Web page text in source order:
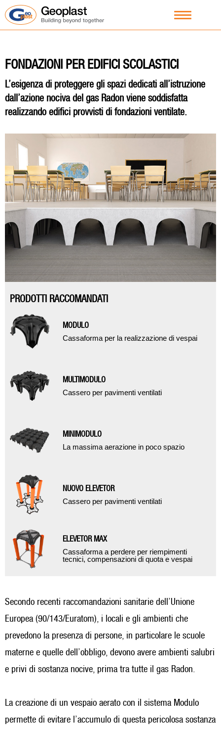
FONDAZIONI PER EDIFICI SCOLASTICI
L’esigenza di proteggere gli spazi dedicati all’istruzione
dall’azione nociva del gas Radon viene soddisfatta
realizzando edifici provvisti di fondazioni ventilate.
PRODOTTI RACCOMANDATI
MODULO
Cassaforma per la realizzazione di vespai
MULTIMODULO
Cassero per pavimenti ventilati
MINIMODULO
La massima aerazione in poco spazio
NUOVO ELEVETOR
Cassero per pavimenti ventilati
ELEVETOR MAX
Cassaforma a perdere per riempimenti
tecnici, compensazioni di quota e vespai
Secondo recenti raccomandazioni sanitarie dell’Unione
Europea (90/143/Euratom), i locali e gli ambienti che
prevedono la presenza di persone, in particolare le scuole
materne e quelle dell’obbligo, devono avere ambienti salubri
e privi di sostanza nocive, prima tra tutte il gas Radon.
La creazione di un vespaio aerato con il sistema Modulo
permette di evitare l’accumulo di questa pericolosa sostanza